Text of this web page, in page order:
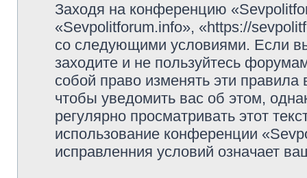
Заходя на конференцию
«Sevpolitforum.info», «https://
со следующими условиями. Если
заходите и не пользуйтесь
собой право изменять эти
чтобы уведомить вас об этом,
регулярно просматривать этот
использование конференции
исправленния условий означает